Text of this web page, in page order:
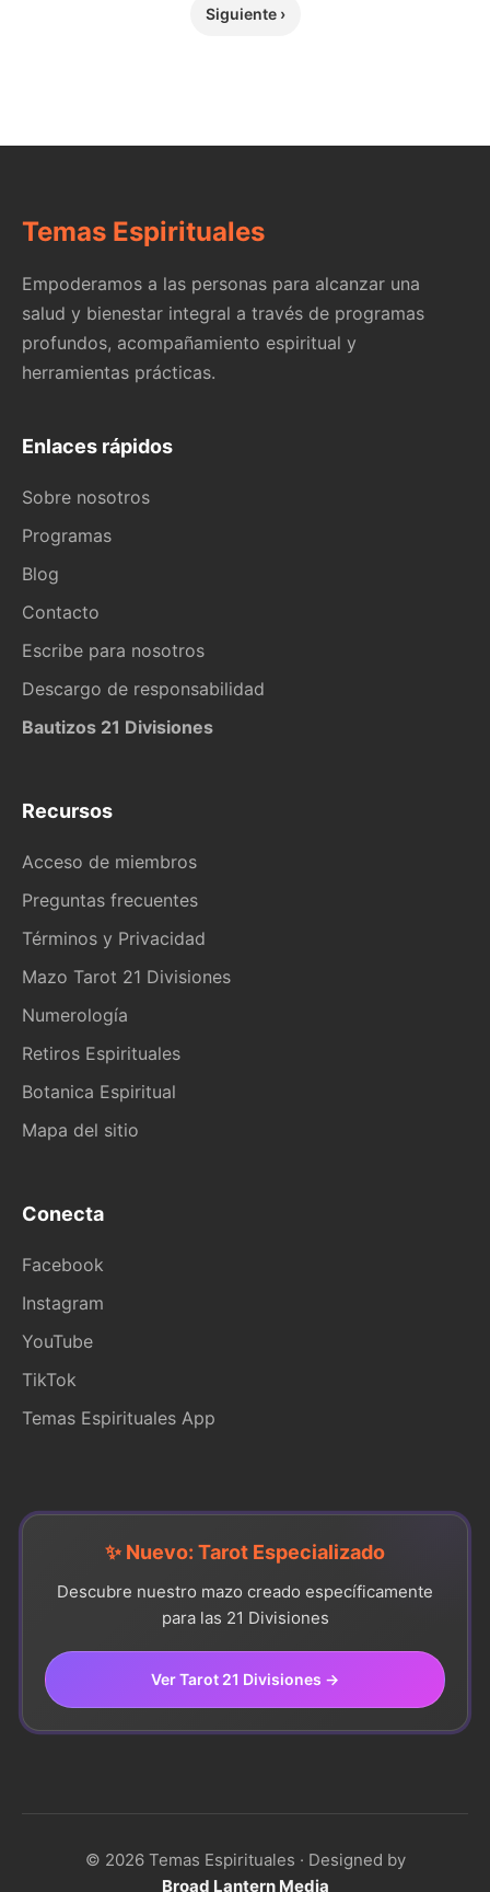
Siguiente ›
Temas Espirituales
Empoderamos a las personas para alcanzar una
salud y bienestar integral a través de programas
profundos, acompañamiento espiritual y
herramientas prácticas.
Enlaces rápidos
Sobre nosotros
Programas
Blog
Contacto
Escribe para nosotros
Descargo de responsabilidad
Bautizos 21 Divisiones
Recursos
Acceso de miembros
Preguntas frecuentes
Términos y Privacidad
Mazo Tarot 21 Divisiones
Numerología
Retiros Espirituales
Botanica Espiritual
Mapa del sitio
Conecta
Facebook
Instagram
YouTube
TikTok
Temas Espirituales App
✨ Nuevo: Tarot Especializado
Descubre nuestro mazo creado específicamente
para las 21 Divisiones
Ver Tarot 21 Divisiones →
© 2026 Temas Espirituales · Designed by
Broad Lantern Media